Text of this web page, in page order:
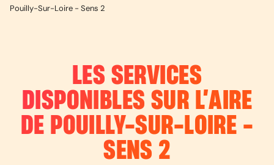
Pouilly-Sur-Loire - Sens 2
LES SERVICES
DISPONIBLES SUR L’AIRE
DE POUILLY-SUR-LOIRE -
SENS 2